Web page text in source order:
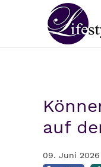
auf
09. Juni